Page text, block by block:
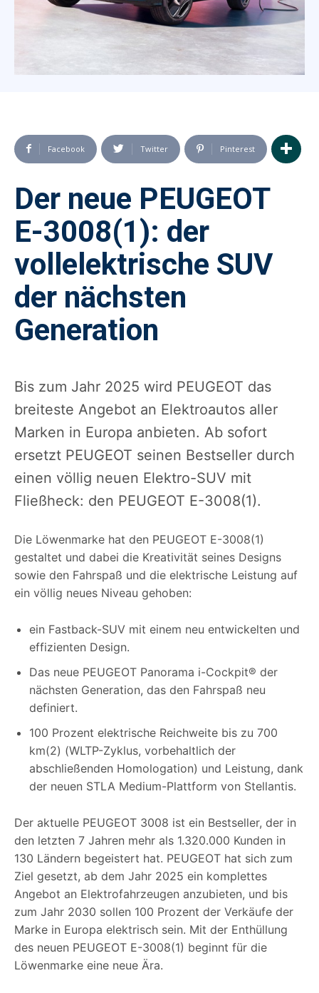
Facebook Twitter Pinterest
Der neue PEUGEOT
E-3008(1): der
vollelektrische SUV
der nächsten
Generation
Bis zum Jahr 2025 wird PEUGEOT das
breiteste Angebot an Elektroautos aller
Marken in Europa anbieten. Ab sofort
ersetzt PEUGEOT seinen Bestseller durch
einen völlig neuen Elektro-SUV mit
Fließheck: den PEUGEOT E-3008(1).
Die Löwenmarke hat den PEUGEOT E-3008(1)
gestaltet und dabei die Kreativität seines Designs
sowie den Fahrspaß und die elektrische Leistung auf
ein völlig neues Niveau gehoben:
ein Fastback-SUV mit einem neu entwickelten und
effizienten Design.
Das neue PEUGEOT Panorama i-Cockpit® der
nächsten Generation, das den Fahrspaß neu
definiert.
100 Prozent elektrische Reichweite bis zu 700
km(2) (WLTP-Zyklus, vorbehaltlich der
abschließenden Homologation) und Leistung, dank
der neuen STLA Medium-Plattform von Stellantis.
Der aktuelle PEUGEOT 3008 ist ein Bestseller, der in
den letzten 7 Jahren mehr als 1.320.000 Kunden in
130 Ländern begeistert hat. PEUGEOT hat sich zum
Ziel gesetzt, ab dem Jahr 2025 ein komplettes
Angebot an Elektrofahrzeugen anzubieten, und bis
zum Jahr 2030 sollen 100 Prozent der Verkäufe der
Marke in Europa elektrisch sein. Mit der Enthüllung
des neuen PEUGEOT E-3008(1) beginnt für die
Löwenmarke eine neue Ära.